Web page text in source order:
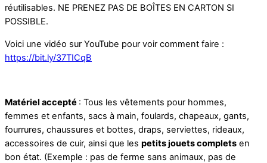
réutilisables. NE PRENEZ PAS DE BOÎTES EN CARTON SI
POSSIBLE.
Voici une vidéo sur YouTube pour voir comment faire :
https://bit.ly/37TICqB
Matériel accepté : Tous les vêtements pour hommes,
femmes et enfants, sacs à main, foulards, chapeaux, gants,
fourrures, chaussures et bottes, draps, serviettes, rideaux,
accessoires de cuir, ainsi que les petits jouets complets en
bon état. (Exemple : pas de ferme sans animaux, pas de